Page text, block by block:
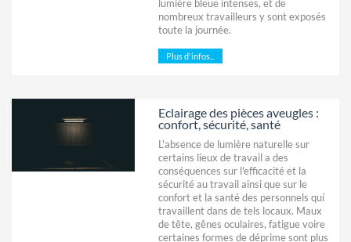
lumière bleue intenses, et de
nombreux travailleurs y sont exposés
toute la journée.
Plus d'infos...
Eclairage des pièces aveugles :
confort, sécurité, santé
L'absence de lumière naturelle sur
certains lieux de travail a des
conséquences sur l'efficacité et la
sécurité au travail ainsi que sur le
confort et la santé des personnels qui
travaillent dans de tels locaux. Maux
de tête, gênes oculaires, fatigue voire
certaines formes de déprime sont plus